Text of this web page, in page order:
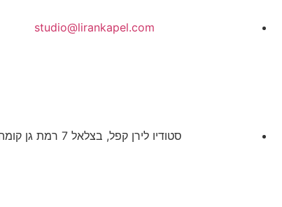
studio@lirankapel.com
סטודיו לירן קפל, בצלאל 7 רמת גן קומה 3 5252107